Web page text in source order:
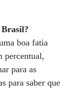
boa fatia
percentual,
para as
para saber que